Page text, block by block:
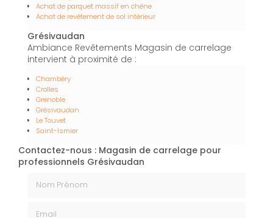
Achat de parquet massif en chêne
Achat de revêtement de sol intérieur
Grésivaudan
Ambiance Revêtements Magasin de carrelage
intervient à proximité de :
Chambéry
Crolles
Grenoble
Grésivaudan
Le Touvet
Saint-Ismier
Contactez-nous : Magasin de carrelage pour
professionnels Grésivaudan